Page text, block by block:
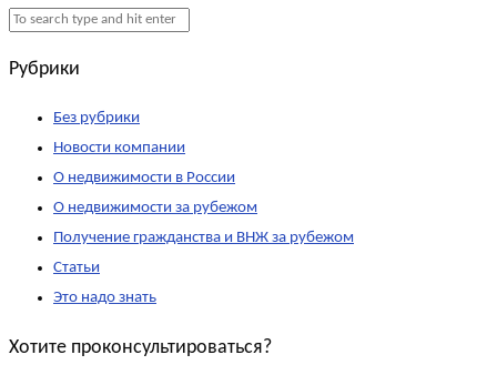
Рубрики
Без рубрики
Новости компании
О недвижимости в России
О недвижимости за рубежом
Получение гражданства и ВНЖ за рубежом
Статьи
Это надо знать
Хотите проконсультироваться?